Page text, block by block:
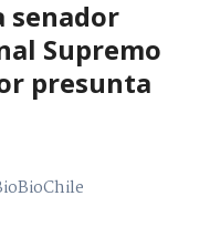
senador
Supremo
presunta